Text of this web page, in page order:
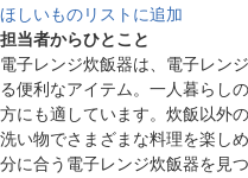
ほしいものリストに追加
担当者からひとこと
電子レンジ炊飯器は、電子レン
る便利なアイテム。一人暮らし
方にも適しています。炊飯以外
洗い物でさまざまな料理を楽し
分に合う電子レンジ炊飯器を見